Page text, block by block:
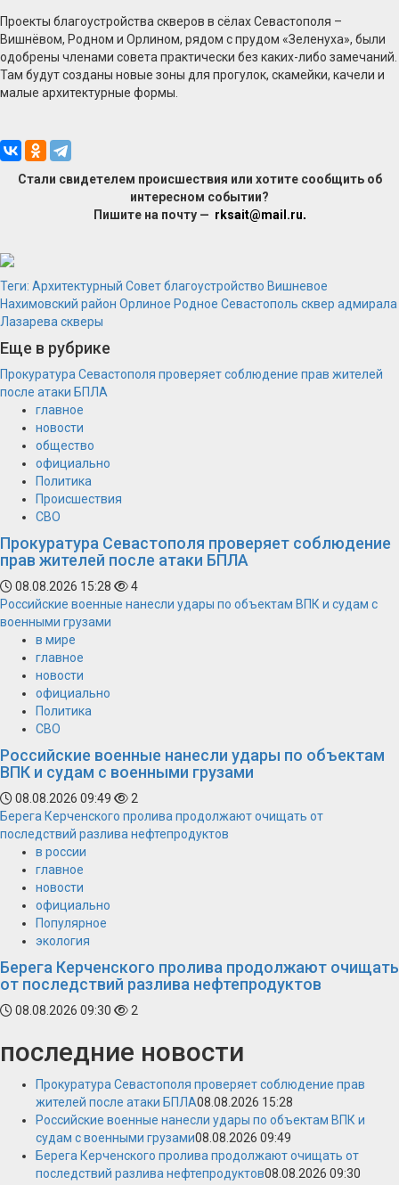
Проекты благоустройства скверов в сёлах Севастополя –
Вишнёвом, Родном и Орлином, рядом с прудом «Зеленуха», были
одобрены членами совета практически без каких-либо замечаний.
Там будут созданы новые зоны для прогулок, скамейки, качели и
малые архитектурные формы.
Стали свидетелем происшествия или хотите сообщить об
интересном событии?
Пишите на почту — rksait@mail.ru.
Теги: Архитектурный Советблагоустройство Вишневое
Нахимовский район Орлиное Родное Севастополь сквер адмирала
Лазарева скверы
Еще в рубрике
Прокуратура Севастополя проверяет соблюдение прав жителей
после атаки БПЛА
главное
новости
общество
официально
Политика
Происшествия
СВО
Прокуратура Севастополя проверяет соблюдение
прав жителей после атаки БПЛА
08.08.2026 15:28
4
Российские военные нанесли удары по объектам ВПК и судам с
военными грузами
в мире
главное
новости
официально
Политика
СВО
Российские военные нанесли удары по объектам
ВПК и судам с военными грузами
08.08.2026 09:49
2
Берега Керченского пролива продолжают очищать от
последствий разлива нефтепродуктов
в россии
главное
новости
официально
Популярное
экология
Берега Керченского пролива продолжают очищать
от последствий разлива нефтепродуктов
08.08.2026 09:30 2
последние новости
Прокуратура Севастополя проверяет соблюдение прав
жителей после атаки БПЛА08.08.2026 15:28
Российские военные нанесли удары по объектам ВПК и
судам с военными грузами08.08.2026 09:49
Берега Керченского пролива продолжают очищать от
последствий разлива нефтепродуктов08.08.2026 09:30